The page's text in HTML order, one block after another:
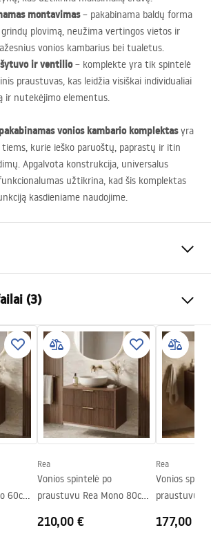
montavimas– pakabinama baldų forma
plovimą, neužima vertingos vietos ir
vonios kambarius bei tualetus.
ir ventilio– komplekte yra tik spintelė
praustuvas, kas leidžia visiškai individualiai
ir nutekėjimo elementus.
vonios kambario komplektasyra
tiems, kurie ieško paruoštų, paprastų ir itin
Apgalvota konstrukcija, universalus
užtikrina, kad šis komplektas
kasdieniame naudojime.
Sanitarinė keramika, Fanera
460mm
600 mm
mm
(3)
_Furniture_-
60L-3.pdf
60cm
Rea
Vonios spintelė po
praustuvu Rea Mono 80cm
210,00 €
Rea
Vonios
praustuvu
177,00 €